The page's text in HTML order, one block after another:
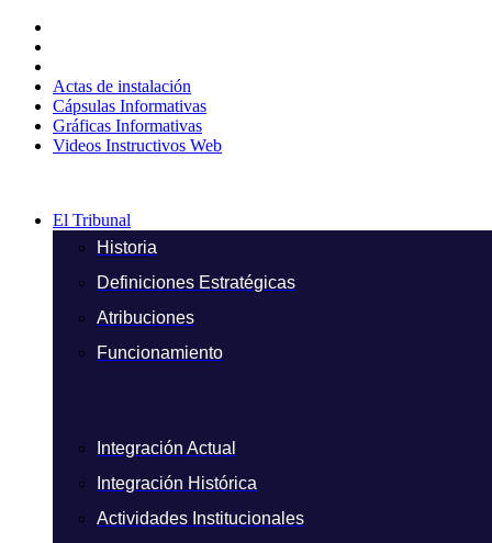
contenido
Actas de instalación
Cápsulas Informativas
Gráficas Informativas
Videos Instructivos Web
El Tribunal
Historia
Definiciones Estratégicas
Atribuciones
Funcionamiento
Integración Actual
Integración Histórica
Actividades Institucionales